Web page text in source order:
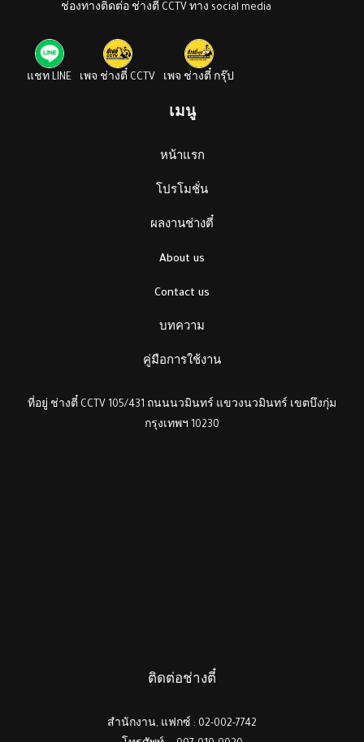
ช่องทางติดต่อ ช่างตี๋ CCTV ทาง social media
แชท LINE เพจ ช่างตี๋ CCTV เพจ ช่างตี๋ กรุ๊ป
เมนู
หน้าแรก
โปรโมชั่น
ผลงานช่างตี๋
About us
Contact us
บทความ
คู่มือการใช้งาน
ที่อยู่ ช่างตี๋ CCTV 105/431 ถนนนวมินทร์ แขวงนวมินทร์ เขตบึงกุ่ม
กรุงเทพฯ 10230
ติดต่อช่างตี๋
สำนักงาน, แฟกซ์ : 02-002-7742